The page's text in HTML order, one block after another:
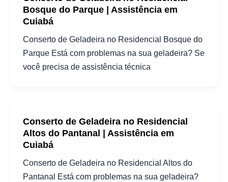
Bosque do Parque | Assistência em
Cuiabá
Conserto de Geladeira no Residencial Bosque do
Parque Está com problemas na sua geladeira? Se
você precisa de assistência técnica
Conserto de Geladeira no Residencial
Altos do Pantanal | Assistência em
Cuiabá
Conserto de Geladeira no Residencial Altos do
Pantanal Está com problemas na sua geladeira?